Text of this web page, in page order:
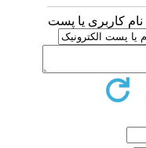
کاربری یا پست